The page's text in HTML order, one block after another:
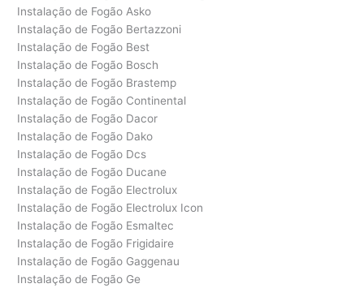
Instalação de Fogão Asko
Instalação de Fogão Bertazzoni
Instalação de Fogão Best
Instalação de Fogão Bosch
Instalação de Fogão Brastemp
Instalação de Fogão Continental
Instalação de Fogão Dacor
Instalação de Fogão Dako
Instalação de Fogão Dcs
Instalação de Fogão Ducane
Instalação de Fogão Electrolux
Instalação de Fogão Electrolux Icon
Instalação de Fogão Esmaltec
Instalação de Fogão Frigidaire
Instalação de Fogão Gaggenau
Instalação de Fogão Ge